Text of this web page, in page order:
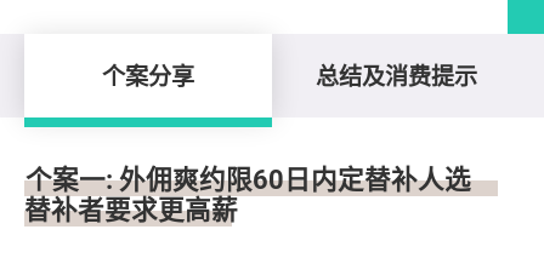
个案分享 总结及消费提示
个案分享
个案一: 外佣爽约限60日内定替补人选
替补者要求更高薪